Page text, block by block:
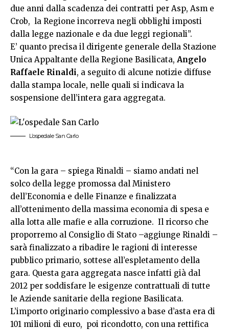
due anni dalla scadenza dei contratti per Asp, Asm e
Crob, la Regione incorreva negli obblighi imposti
dalla legge nazionale e da due leggi regionali”.
E’ quanto precisa il dirigente generale della Stazione
Unica Appaltante della Regione Basilicata, Angelo
Raffaele Rinaldi, a seguito di alcune notizie diffuse
dalla stampa locale, nelle quali si indicava la
sospensione dell’intera gara aggregata.
L’ospedale San Carlo
“Con la gara – spiega Rinaldi – siamo andati nel
solco della legge promossa dal Ministero
dell’Economia e delle Finanze e finalizzata
all’ottenimento della massima economia di spesa e
alla lotta alle mafie e alla corruzione. Il ricorso che
proporremo al Consiglio di Stato –aggiunge Rinaldi –
sarà finalizzato a ribadire le ragioni di interesse
pubblico primario, sottese all’espletamento della
gara. Questa gara aggregata nasce infatti già dal
2012 per soddisfare le esigenze contrattuali di tutte
le Aziende sanitarie della regione Basilicata.
L’importo originario complessivo a base d’asta era di
101 milioni di euro, poi ricondotto, con una rettifica